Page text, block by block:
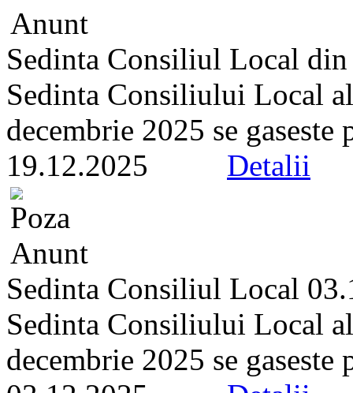
Sedinta Consiliul Local
Sedinta Consiliului Local
decembrie 2025 se
19.12.2025 Detalii
Sedinta Consiliul Local
Sedinta Consiliului Local
decembrie 2025 se